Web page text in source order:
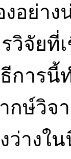
อย่าง
วิจัยที่
การนี้
กษ์วิจ
ว่างใ